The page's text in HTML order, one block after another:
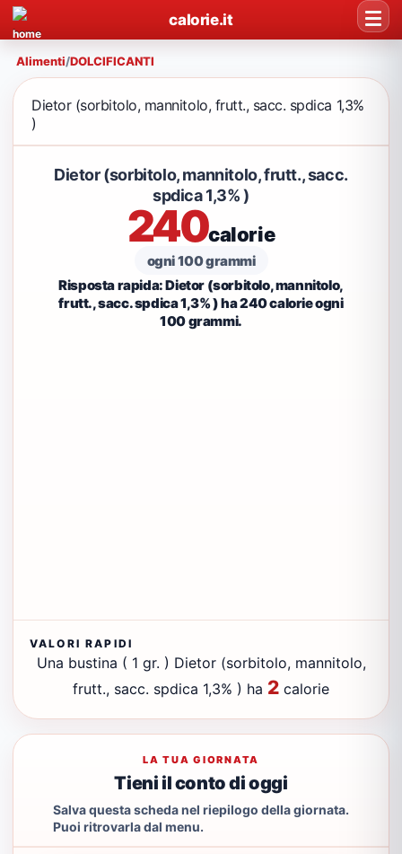
calorie.it
Alimenti/DOLCIFICANTI
Dietor (sorbitolo, mannitolo, frutt., sacc. spdica 1,3%
)
Dietor (sorbitolo, mannitolo, frutt., sacc.
spdica 1,3% )
240calorie
ogni 100 grammi
Risposta rapida: Dietor (sorbitolo, mannitolo,
frutt., sacc. spdica 1,3% ) ha 240 calorie ogni
100 grammi.
VALORI RAPIDI
Una bustina ( 1 gr. ) Dietor (sorbitolo, mannitolo,
frutt., sacc. spdica 1,3% ) ha 2 calorie
LA TUA GIORNATA
Tieni il conto di oggi
Salva questa scheda nel riepilogo della giornata.
Puoi ritrovarla dal menu.